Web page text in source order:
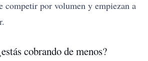
competir por volumen y empiezan a
cobrando de menos?